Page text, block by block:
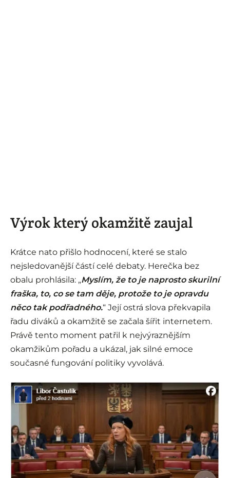
Výrok který okamžitě zaujal
Krátce nato přišlo hodnocení, které se stalo
nejsledovanější částí celé debaty. Herečka bez
obalu prohlásila: „Myslím, že to je naprosto skurilní
fraška, to, co se tam děje, protože to je opravdu
něco tak podřadného.“ Její ostrá slova překvapila
řadu diváků a okamžitě se začala šířit internetem.
Právě tento moment patřil k nejvýraznějším
okamžikům pořadu a ukázal, jak silné emoce
současné fungování politiky vyvolává.